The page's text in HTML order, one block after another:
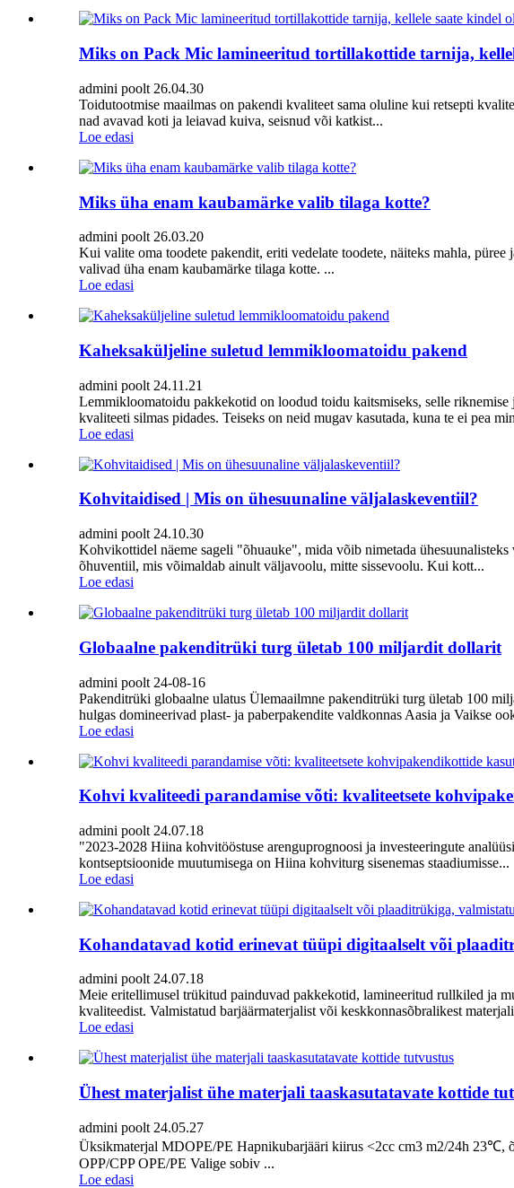
Miks on Pack Mic lamineeritud tortillakottide tarnija,
admini poolt 26.04.30
Toidutootmise maailmas on pakendi kvaliteet sama oluline kui retsepti
nad avavad koti ja leiavad kuiva, seisnud või katkist...
Loe edasi
Miks üha enam kaubamärke valib tilaga kotte?
admini poolt 26.03.20
Kui valite oma toodete pakendit, eriti vedelate toodete, näiteks mahla,
valivad üha enam kaubamärke tilaga kotte. ...
Loe edasi
Kaheksaküljeline suletud lemmikloomatoidu pakend
admini poolt 24.11.21
Lemmikloomatoidu pakkekotid on loodud toidu kaitsmiseks, selle
kvaliteeti silmas pidades. Teiseks on neid mugav kasutada, kuna te ei pea
Loe edasi
Kohvitaidised | Mis on ühesuunaline väljalaskeventiil?
admini poolt 24.10.30
Kohvikottidel näeme sageli "õhuauke", mida võib nimetada
õhuventiil, mis võimaldab ainult väljavoolu, mitte sissevoolu. Kui kott...
Loe edasi
Globaalne pakenditrüki turg ületab 100 miljardit dollarit
admini poolt 24-08-16
Pakenditrüki globaalne ulatus Ülemaailmne pakenditrüki turg ületab 100
hulgas domineerivad plast- ja paberpakendite valdkonnas Aasia ja Vaikse
Loe edasi
Kohvi kvaliteedi parandamise võti: kvaliteetsete
admini poolt 24.07.18
"2023-2028 Hiina kohvitööstuse arenguprognoosi ja investeeringute
kontseptsioonide muutumisega on Hiina kohviturg sisenemas staadiumisse...
Loe edasi
Kohandatavad kotid erinevat tüüpi digitaalselt või
admini poolt 24.07.18
Meie eritellimusel trükitud painduvad pakkekotid, lamineeritud rullkiled ja
kvaliteedist. Valmistatud barjäärmaterjalist või keskkonnasõbralikest
Loe edasi
Ühest materjalist ühe materjali taaskasutatavate kottide
admini poolt 24.05.27
Üksikmaterjal MDOPE/PE Hapnikubarjääri kiirus <2cc cm3 m2/24h
OPP/CPP OPE/PE Valige sobiv ...
Loe edasi